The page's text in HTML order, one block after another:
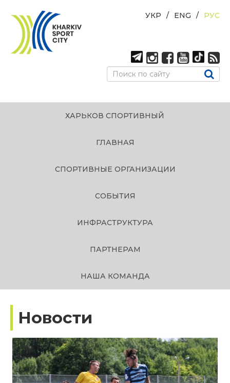
РУС
ENG
УКР
ХАРЬКОВ СПОРТИВНЫЙ
ГЛАВНАЯ
СПОРТИВНЫЕ ОРГАНИЗАЦИИ
СОБЫТИЯ
ИНФРАСТРУКТУРА
ПАРТНЕРАМ
НАША КОМАНДА
Новости